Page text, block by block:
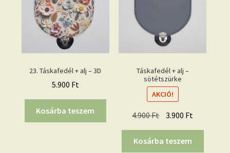
23. Táskafedél + alj – 3D
5.900 Ft
Kosárba teszem
Táskafedél + alj –
sötétszürke
AKCIÓ!
4.900Ft Original
was:
3.900 Ft
Kosárba teszem